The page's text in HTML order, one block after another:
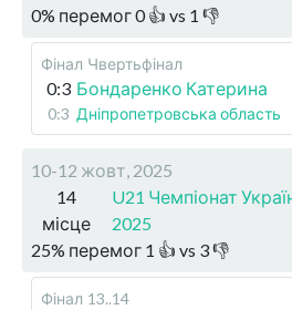
0% перемог0👍 vs 1 👎
Фінал Чвертьфінал
0:3 Бондаренко Катерина
0:3 Дніпропетровська область
10-12 жовт, 2025
14
місце
U21 Чемпіонат
2025
25% перемог 1 👍 vs 3👎
Фінал 13..14